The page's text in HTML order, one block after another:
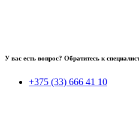
У вас есть вопрос? Обратитесь к
+375 (33) 666 41 10